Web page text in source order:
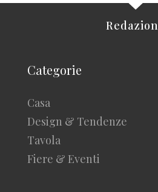
Categorie
Casa
Design & Tendenze
Tavola
Fiere & Eventi